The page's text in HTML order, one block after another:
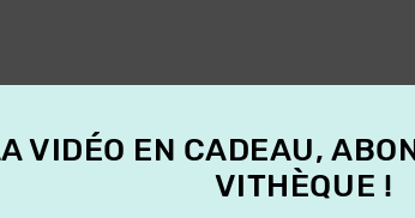
VIDÉO EN CADEAU,
VITHÈQUE !